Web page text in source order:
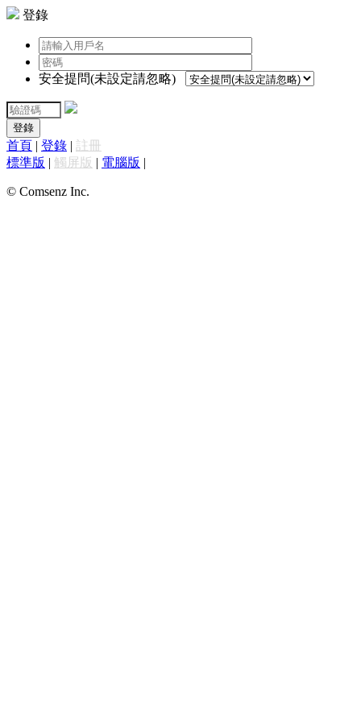
登錄
安全提問(未設定請忽略)
登錄
首頁 | 登錄 | 註冊
標準版 | 觸屏版 | 電腦版 |
© Comsenz Inc.